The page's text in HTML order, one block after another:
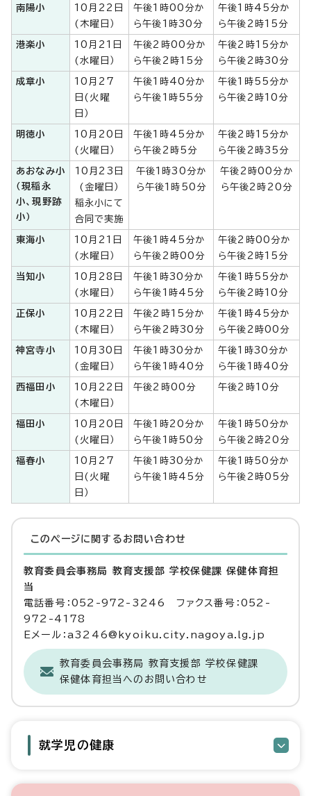
南陽小
10月22日
(木曜日）
午後1時00分か
ら午後1時30分
午後1時45分か
ら午後2時15分
港楽小
10月21日
(水曜日）
午後2時00分か
ら午後2時15分
午後2時15分か
ら午後2時30分
成章小
10月27
日(火曜
日）
午後1時40分か
ら午後1時55分
午後1時55分か
ら午後2時10分
明徳小
10月20日
(火曜日）
午後1時45分か
ら午後2時5分
午後2時15分か
ら午後2時35分
あおなみ小
（現稲永
小、現野跡
小）
10月23日
(金曜日）
稲永小にて
合同で実施
午後1時30分か
ら午後1時50分
午後2時00分か
ら午後2時20分
東海小
10月21日
(水曜日）
午後1時45分か
ら午後2時00分
午後2時00分か
ら午後2時15分
当知小
10月28日
(水曜日）
午後1時30分か
ら午後1時45分
午後1時55分か
ら午後2時10分
正保小
10月22日
(木曜日）
午後2時15分か
ら午後2時30分
午後1時45分か
ら午後2時00分
神宮寺小
10月30日
(金曜日）
午後1時30分か
ら午後1時40分
午後1時30分か
ら午後1時40分
西福田小
10月22日
(木曜日）
午後2時00分 午後2時10分
福田小
10月20日
(火曜日）
午後1時20分か
ら午後1時50分
午後1時50分か
ら午後2時20分
福春小
10月27
日(火曜
日）
午後1時30分か
ら午後1時45分
午後1時50分か
ら午後2時05分
このページに関する お問い合わせ
教育委員会事務局 教育支援部 学校保健課 保健体育担
当
電話番号：052-972-3246 ファクス番号：052-
972-4178
Eメール：a3246@kyoiku.city.nagoya.lg.jp
教育委員会事務局 教育支援部 学校保健課
保健体育担当へのお問い合わせ
就学児の健康